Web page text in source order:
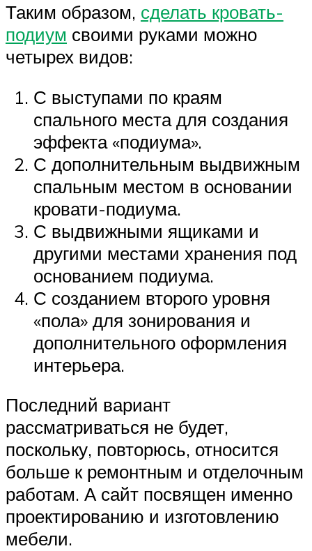
Таким образом, сделать кровать-
подиум своими руками можно
четырех видов:
С выступами по краям
спального места для создания
эффекта «подиума».
С дополнительным выдвижным
спальным местом в основании
кровати-подиума.
С выдвижными ящиками и
другими местами хранения под
основанием подиума.
С созданием второго уровня
«пола» для зонирования и
дополнительного оформления
интерьера.
Последний вариант
рассматриваться не будет,
поскольку, повторюсь, относится
больше к ремонтным и отделочным
работам. А сайт посвящен именно
проектированию и изготовлению
мебели.